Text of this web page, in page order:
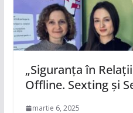
„Siguranța în
Offline. Sexting și
martie 6, 2025